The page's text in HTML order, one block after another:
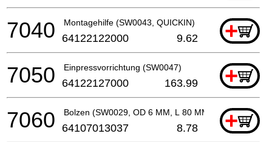
Montagehilfe (SW0043, QUICKIN) +
7040 64122122000 9.62
Einpressvorrichtung (SW0047) +
7050 64122127000 163.99
Bolzen (SW0029, OD 6 MM, L 80 MM) +
7060 64107013037 8.78